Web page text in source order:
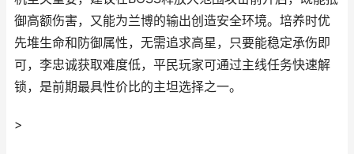
御高额伤害，又能为兰博的输出创造安全环境。培养时优
先堆生命和防御属性，无需追求高星，只要能稳定承伤即
可，李忠诚获取难度低，平民玩家可通过主线任务快速解
锁，是前期最具性价比的主坦选择之一。
>